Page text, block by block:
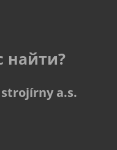
найти?
a.s.